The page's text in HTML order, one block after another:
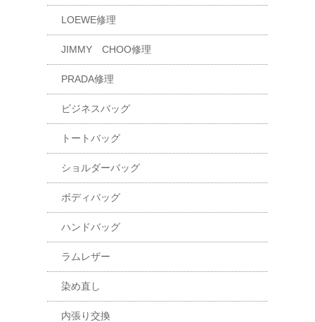
LOEWE修理
JIMMY CHOO修理
PRADA修理
ビジネスバッグ
トートバッグ
ショルダーバッグ
ボディバッグ
ハンドバッグ
ラムレザー
染め直し
内張り交換